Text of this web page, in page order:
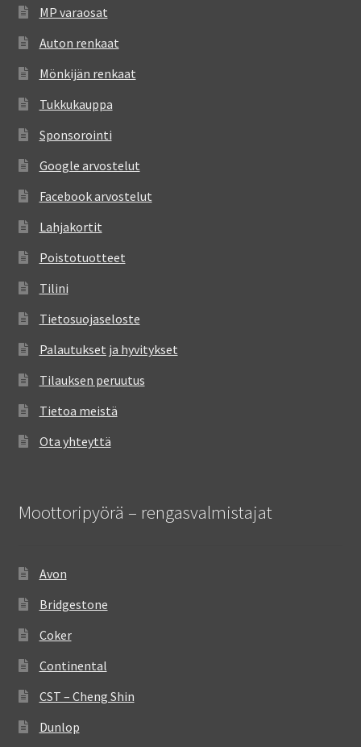
MP varaosat
Auton renkaat
Mönkijän renkaat
Tukkukauppa
Sponsorointi
Google arvostelut
Facebook arvostelut
Lahjakortit
Poistotuotteet
Tilini
Tietosuojaseloste
Palautukset ja hyvitykset
Tilauksen peruutus
Tietoa meistä
Ota yhteyttä
Moottoripyörä – rengasvalmistajat
Avon
Bridgestone
Coker
Continental
CST – Cheng Shin
Dunlop